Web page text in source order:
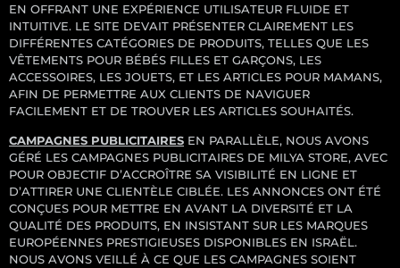
EN OFFRANT UNE EXPÉRIENCE UTILISATEUR FLUIDE ET
INTUITIVE. LE SITE DEVAIT PRÉSENTER CLAIREMENT LES
DIFFÉRENTES CATÉGORIES DE PRODUITS, TELLES QUE LES
VÊTEMENTS POUR BÉBÉS FILLES ET GARÇONS, LES
ACCESSOIRES, LES JOUETS, ET LES ARTICLES POUR MAMANS,
AFIN DE PERMETTRE AUX CLIENTS DE NAVIGUER
FACILEMENT ET DE TROUVER LES ARTICLES SOUHAITÉS.
CAMPAGNES PUBLICITAIRES EN PARALLÈLE, NOUS AVONS
GÉRÉ LES CAMPAGNES PUBLICITAIRES DE MILYA STORE, AVEC
POUR OBJECTIF D’ACCROÎTRE SA VISIBILITÉ EN LIGNE ET
D’ATTIRER UNE CLIENTÈLE CIBLÉE. LES ANNONCES ONT ÉTÉ
CONÇUES POUR METTRE EN AVANT LA DIVERSITÉ ET LA
QUALITÉ DES PRODUITS, EN INSISTANT SUR LES MARQUES
EUROPÉENNES PRESTIGIEUSES DISPONIBLES EN ISRAËL.
NOUS AVONS VEILLÉ À CE QUE LES CAMPAGNES SOIENT